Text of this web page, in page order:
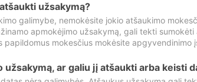
užsakymą?
galimybe, nemokėsite jokio atšaukimo
apmokėjimo užsakymą, gali tekti
mokesčius mokėsite apgyvendinimo
ar galiu jį atšaukti arba keisti